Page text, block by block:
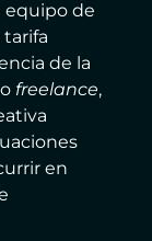
equipo de
de la
freelance,
en